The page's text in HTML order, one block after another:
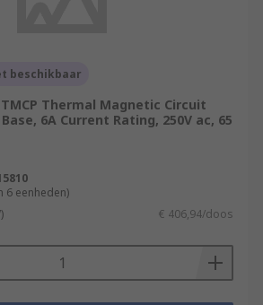
beschikbaar
Thermal Magnetic Circuit
6A Current Rating, 250V ac, 65
6 eenheden)
€ 406,94/doos